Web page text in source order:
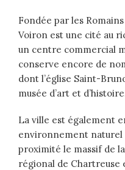
Fondée par les
Voiron est une cité au
un centre commercial
conserve encore de
dont l’église Saint-
musée d’art et
La ville est également
environnement naturel
proximité le massif de
régional de Chartreuse